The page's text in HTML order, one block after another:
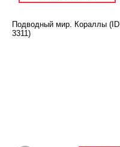
Подводный мир. Кораллы (ID
3311)